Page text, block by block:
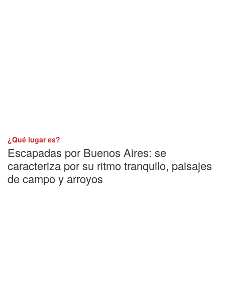
¿Qué lugar es?
Escapadas por Buenos Aires: se
caracteriza por su ritmo tranquilo, paisajes
de campo y arroyos